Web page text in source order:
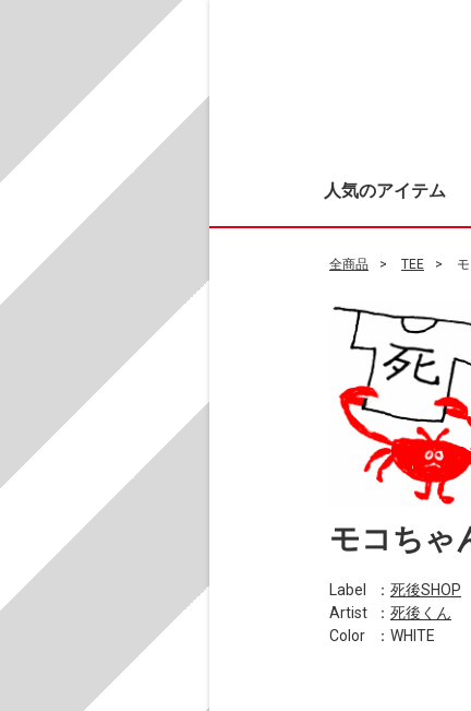
人気のアイテム
全商品 TEE
モコち
Label ： 死後SHOP
Artist
： 死後くん
Color
：WHITE